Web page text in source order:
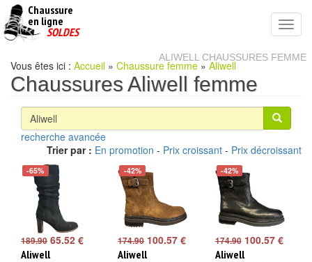
Chaussure
en ligne
pas
SOLDES
ALIWELL CHAUSSURES FEMME
Vous êtes ici : Accueil » Chaussure femme » Aliwell
Chaussures Aliwell femme
recherche avancée
Trier par : En promotion - Prix croissant - Prix décroissant
-65%
189.90 65.52 €
Aliwell
-42%
174.90100.57 €
Aliwell
-42%
174.90100.57 €
Aliwell